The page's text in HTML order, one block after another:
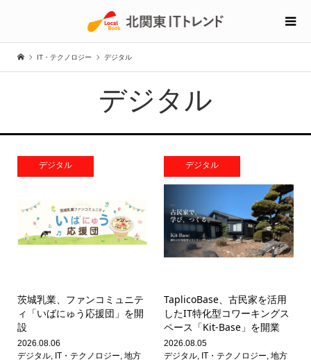
IT・テクノロジー デジタル
デジタル
デジタル
茨城乳業、ファンコミュニテ
ィ「いばにゅう応援団」を開
設
2026.08.06
デジタル, IT・テクノロジー 地方
デジタル
TaplicoBase、古民家を活用
したIT特化型コワーキングス
ペース「Kit-Base」を開業
2026.08.05
デジタル IT・テクノロジー ,地方